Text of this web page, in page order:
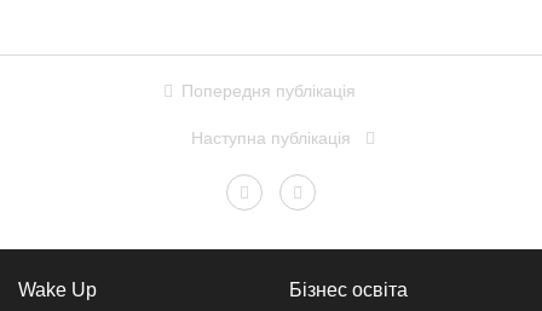
Попередня публікація
Наступна публікація
Wake Up
Бізнес освіта